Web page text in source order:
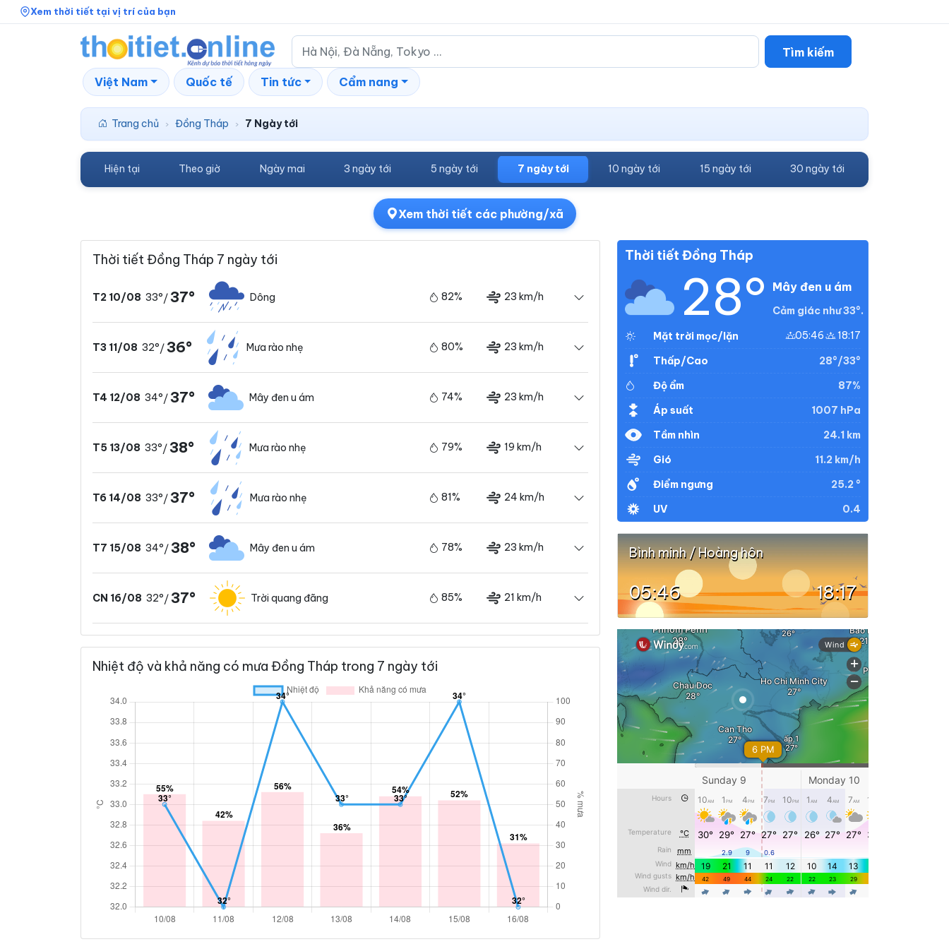
Xem thời tiết tại vị trí của bạn
Tìm kiếm
Việt Nam Quốc tế Tin tức Cẩm nang
Trang chủ › Đồng Tháp › 7 Ngày tới
Hiện tại Theo giờ Ngày mai 3 ngày tới 5 ngày tới 7 ngày tới 10 ngày tới 15 ngày tới 30 ngày tới
Xem thời tiết các phường/xã
Thời tiết Đồng Tháp 7 ngày tới
T2 10/08 33°/37° Dông 82% 23 km/h
T3 11/08 32°/36° Mưa rào nhẹ 80% 23 km/h
T4 12/08 34°/37° Mây đen u ám 74% 23 km/h
T5 13/08 33°/38° Mưa rào nhẹ 79% 19 km/h
T6 14/08 33°/37° Mưa rào nhẹ 81% 24 km/h
T7 15/08 34°/38° Mây đen u ám 78% 23 km/h
CN 16/08 32°/37° Trời quang đãng 85% 21 km/h
Nhiệt độ và khả năng có mưa Đồng Tháp trong 7 ngày tới
Thời tiết Đồng Tháp
28° Mây đen u ám
Cảm giác như 33°.
Mặt trời mọc/lặn
05:46 18:17
Thấp/Cao
28°/33°
Độ ẩm
87%
Áp suất
1007 hPa
Tầm nhìn
24.1 km
Gió
11.2 km/h
Điểm ngưng
25.2 °
UV
0.4
Bình minh / Hoàng hôn
05:46 18:17